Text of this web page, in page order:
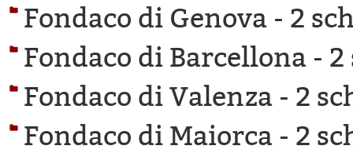
Fondaco di Genova - 2
Fondaco di Barcellona - 2
Fondaco di Valenza - 2
Fondaco di Maiorca - 2